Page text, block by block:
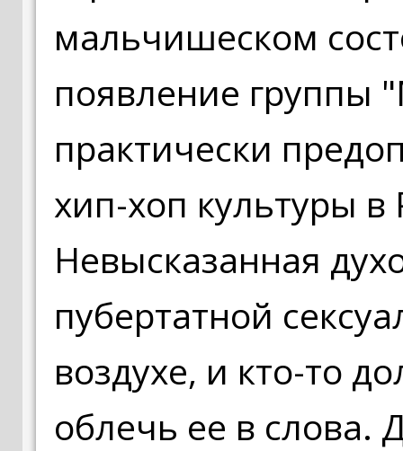
мальчишеском
появление
практически
хип-хоп культуры в
Невысказанная
пубертатной
воздухе, и кто-то
облечь ее в